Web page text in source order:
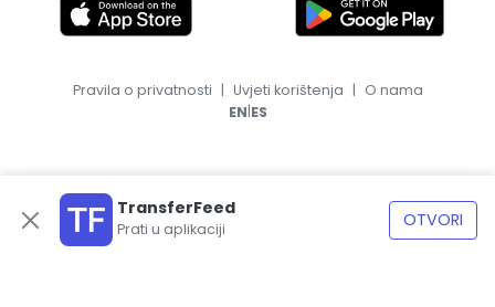
TransferFeed
Prati u aplikaciji OTVORI
Pravila o privatnosti | Uvjeti korištenja | O nama
EN|ES